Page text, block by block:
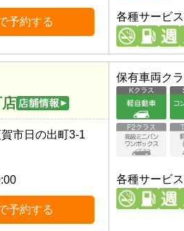
予約する 各種サービス
市日の出町3-1
予約する
保有車両ク
各種サービス